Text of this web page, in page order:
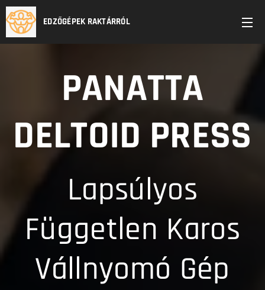
EDZŐGÉPEK RAKTÁRRÓL
PANATTA
DELTOID PRESS
Lapsúlyos
Független Karos
Vállnyomó Gép